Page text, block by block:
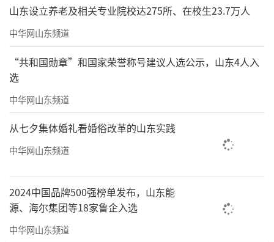
山东设立养老及相关专业院校达275所、在校生23.7万人
中华网山东频道
“共和国勋章”和国家荣誉称号建议人选公示，山东4人入
选
中华网山东频道
从七夕集体婚礼看婚俗改革的山东实践
中华网山东频道
2024中国品牌500强榜单发布，山东能
源、海尔集团等18家鲁企入选
中华网山东频道